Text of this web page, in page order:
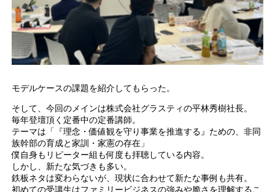
モデルケースの課題を紹介してもらった。
そして、今回のメインは株式会社グラスティの平林秀樹社長。
毎年登壇頂く定番中の定番講師。
テーマは「『理念・価値観を守り事業を推進する』ための、非同
族幹部の育成と家訓・家憲の存在」
僕自身もリピーター組も何度も拝聴している内容。
しかし、新たな気づきも多い。
鉄板ネタは変わらないが、現状に合わせて新たな事例も共有。
初めての受講生はファミリービジネスの強みや脆さを理解するこ